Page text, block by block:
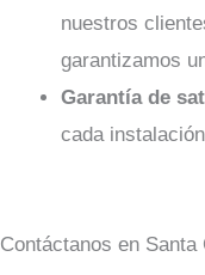
nuestros
garantizamos
Garantía de
cada
Contáctanos en Santa